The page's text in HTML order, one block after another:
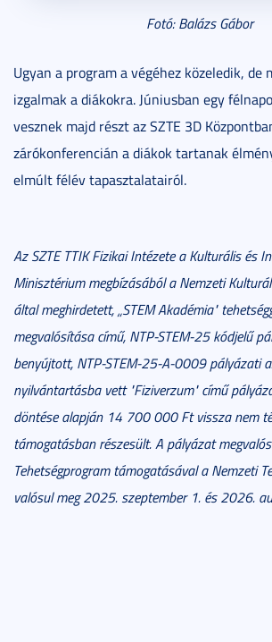
Fotó: Balázs Gábor
Ugyan a program a végéhez közeledik, de
izgalmak a diákokra. Júniusban egy
vesznek majd részt az SZTE 3D
zárókonferencián a diákok tartanak
elmúlt félév tapasztalatairól.
Az SZTE TTIK Fizikai Intézete a Kulturális és
Minisztérium megbízásából a Nemzeti
által meghirdetett, „STEM Akadémia"
megvalósítása című, NTP-STEM-25 kódjelű
benyújtott, NTP-STEM-25-A-0009 pályázati
nyilvántartásba vett "Fiziverzum" című
döntése alapján 14 700 000 Ft vissza nem
támogatásban részesült. A pályázat
Tehetségprogram támogatásával a Nemzeti
valósul meg 2025. szeptember 1. és 2026.